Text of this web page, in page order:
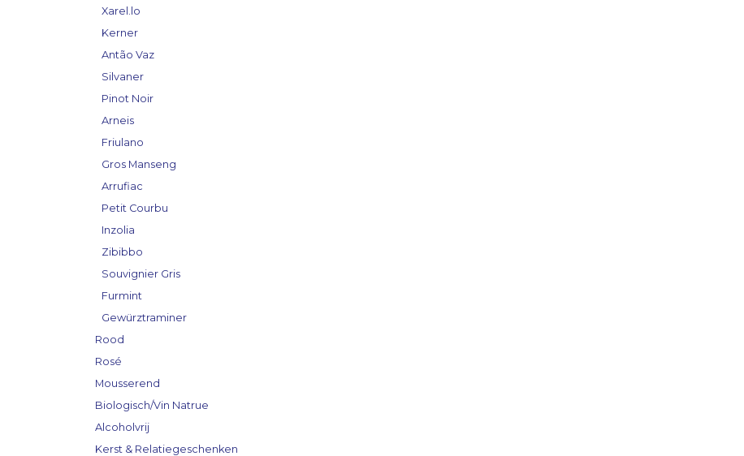
Xarel.lo
Kerner
Antão Vaz
Silvaner
Pinot Noir
Arneis
Friulano
Gros Manseng
Arrufiac
Petit Courbu
Inzolia
Zibibbo
Souvignier Gris
Furmint
Gewürztraminer
Rood
Rosé
Mousserend
Biologisch/Vin Natrue
Alcoholvrij
Kerst & Relatiegeschenken